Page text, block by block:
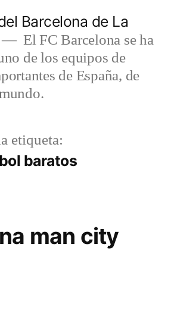
Barcelona de La
El FC Barcelona se ha
de los equipos de
de España, de
etiqueta:
baratos
man city